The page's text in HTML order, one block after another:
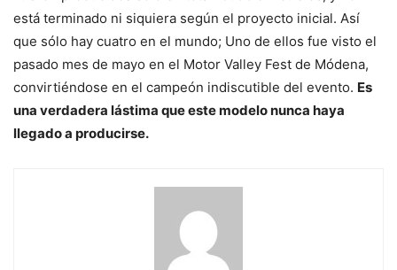
está terminado ni siquiera según el proyecto inicial. Así
que sólo hay cuatro en el mundo; Uno de ellos fue visto el
pasado mes de mayo en el Motor Valley Fest de Módena,
convirtiéndose en el campeón indiscutible del evento. Es
una verdadera lástima que este modelo nunca haya
llegado a producirse.